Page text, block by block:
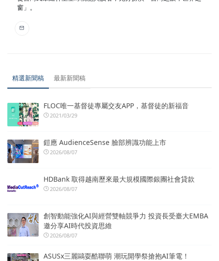
窗」。
精選新聞稿 最新新聞稿
FLOC唯一基督徒專屬交友APP，基督徒的新福音
2021/03/29
鎧應 AudienceSense 臉部辨識功能上市
2026/08/07
HDBank 取得越南歷來最大規模國際銀團社會貸款
2026/08/07
創智動能強化AI與經營雙軸競爭力 投資長受臺大EMBA
邀分享AI時代投資思維
2026/08/07
ASUSx三麗鷗耍酷聯萌 潮玩開學祭搶抱AI筆電！